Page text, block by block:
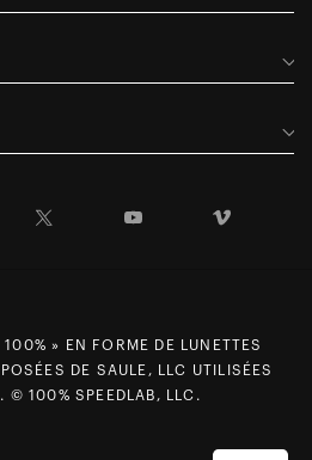
YouTube
» EN FORME DE LUNETTES
DE SAULE, LLC UTILISÉES
© 100% SPEEDLAB, LLC.